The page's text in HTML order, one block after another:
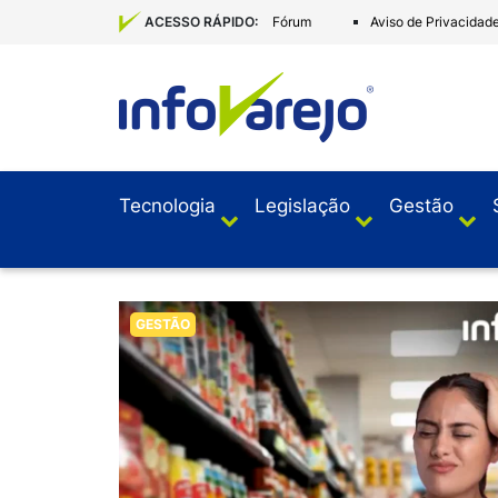
ACESSO RÁPIDO: Fórum Aviso de
Tecnologia Legislação Gestão
GESTÃO